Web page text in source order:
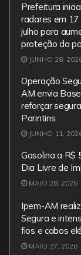
Prefeitura
radares em
julho para
proteção da
JUNHO 28,
Operação
AM envia
reforçar
Parintins
JUNHO 11,
Gasolina a R$
Dia Livre de
MAIO 28, 2026
Ipem-AM
Segura e
fios e cabos
MAIO 27, 2026